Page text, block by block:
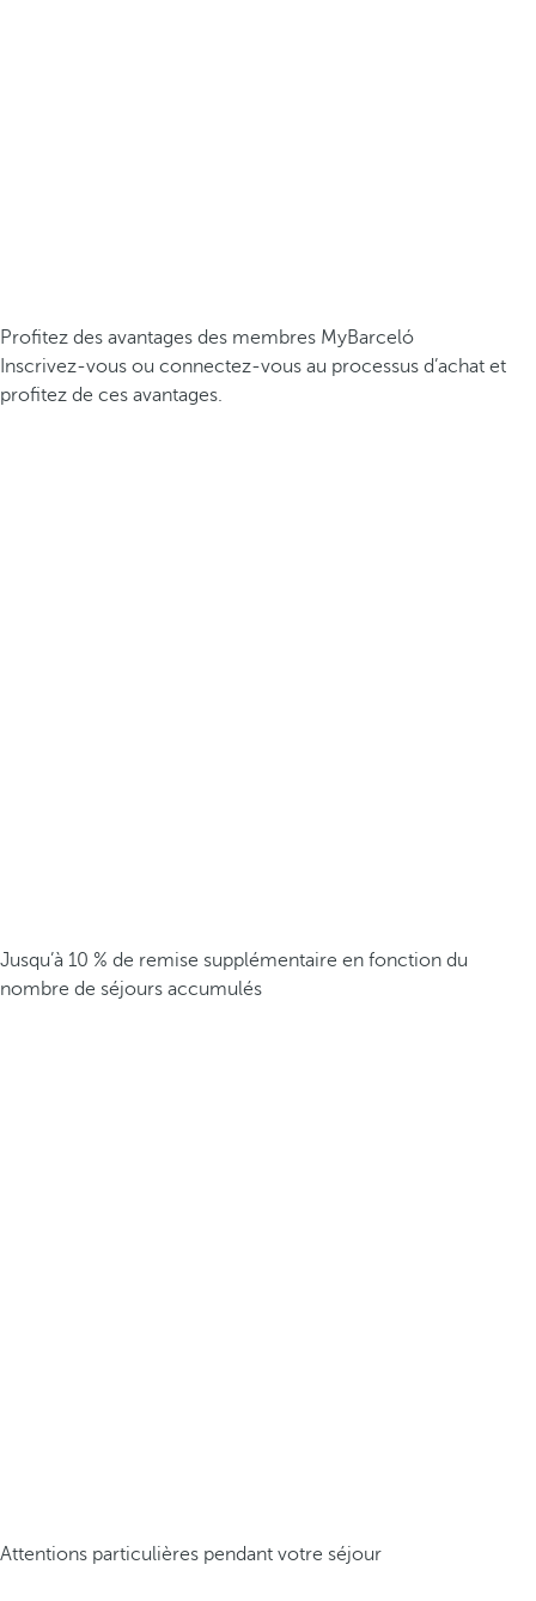
Profitez des avantages des membres MyBarceló
Inscrivez-vous ou connectez-vous au processus d’achat et
profitez de ces avantages.
Jusqu’à 10 % de remise supplémentaire en fonction du
nombre de séjours accumulés
Attentions particulières pendant votre séjour